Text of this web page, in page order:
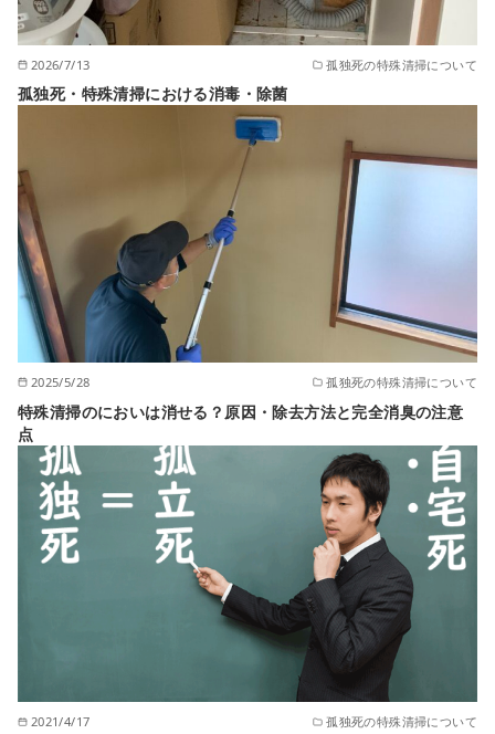
2026/7/13 孤独死の特殊清掃について
孤独死・特殊清掃における消毒・除菌
2025/5/28 孤独死の特殊清掃について
特殊清掃のにおいは消せる？原因・除去方法と完全消臭の注意
点
2021/4/17 孤独死の特殊清掃について